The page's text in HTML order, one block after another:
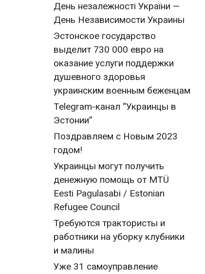
День незалежності України —
День Независимости Украины
Эстонское государство
выделит 730 000 евро на
оказание услуги поддержки
душевного здоровья
украинским военным беженцам
Telegram-канал “Украинцы в
Эстонии”
Поздравляем с Новым 2023
годом!
Украинцы могут получить
денежную помощь от MTÜ
Eesti Pagulasabi / Estonian
Refugee Council
Требуются трактористы и
работники на уборку клубники
и малины
Уже 31 самоуправление